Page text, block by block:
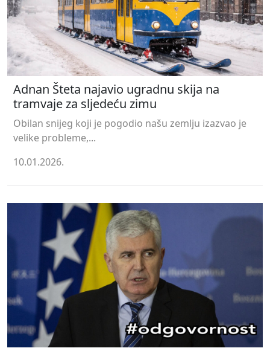
Adnan Šteta najavio ugradnu skija na
tramvaje za sljedeću zimu
Obilan snijeg koji je pogodio našu zemlju izazvao je
velike probleme,...
10.01.2026.